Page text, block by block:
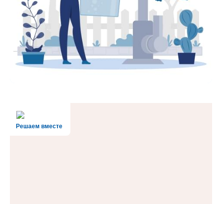
Решаем вместе